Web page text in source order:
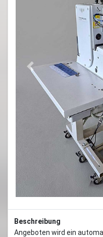
Previous
Beschreibung
Angeboten wird ein